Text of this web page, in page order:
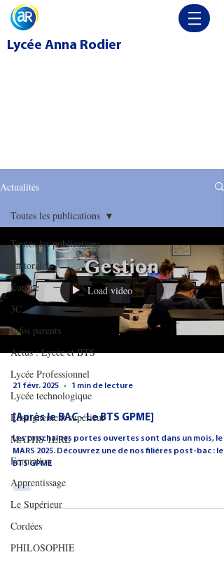
Lycée Anna Rodier
Actualités
Toutes les publications
Pastorale
Europe
3C
Infos parents
Actus : Lycée et BTS
Lycée Professionnel
Lycée technologique
Enseignement supérieur
MATHS 1ERE
Formation
Apprentissage
Le Supérieur
Cordées
PHILOSOPHIE
Toutes les publications
Load video
21 févr. 2025 1 min de lecture
[Après le BAC - Le BTS GPME]
Les prochaines portes ouvertes sont dans un mois, le
MARS 2025. Découvrez une de nos filières post-bac : le
BTS GPME